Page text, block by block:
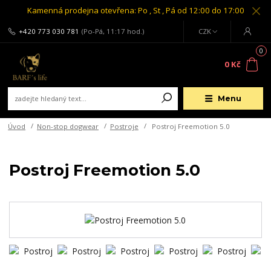
Kamenná prodejna otevřena: Po , St , Pá od 12:00 do 17:00
Menu
CZK
+420 773 030 781 (Po-Pá, 11:17 hod.)
0
0 Kč
Úvod Non-stop dogwear Postroje Postroj Freemotion 5.0
Postroj Freemotion 5.0